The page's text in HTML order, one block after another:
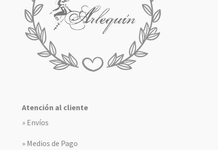
Atención al cliente
» Envíos
» Medios de Pago